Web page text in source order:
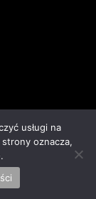
usługi na
oznacza,
prywatności